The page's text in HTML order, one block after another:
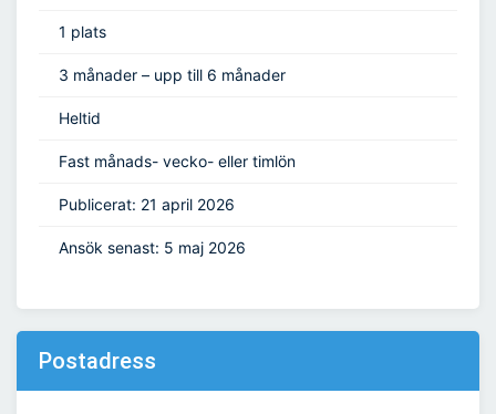
1 plats
3 månader – upp till 6 månader
Heltid
Fast månads- vecko- eller timlön
Publicerat: 21 april 2026
Ansök senast: 5 maj 2026
Postadress